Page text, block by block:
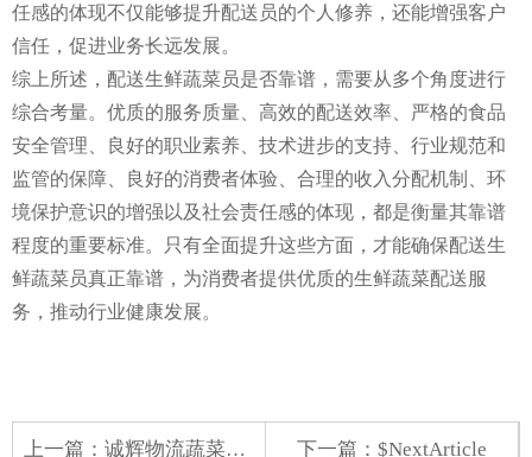
任感的体现不仅能够提升配送员的个人修养，还能增强客户
信任，促进业务长远发展。
综上所述，配送生鲜蔬菜员是否靠谱，需要从多个角度进行
综合考量。优质的服务质量、高效的配送效率、严格的食品
安全管理、良好的职业素养、技术进步的支持、行业规范和
监管的保障、良好的消费者体验、合理的收入分配机制、环
境保护意识的增强以及社会责任感的体现，都是衡量其靠谱
程度的重要标准。只有全面提升这些方面，才能确保配送生
鲜蔬菜员真正靠谱，为消费者提供优质的生鲜蔬菜配送服
务，推动行业健康发展。
上一篇： 诚辉物流蔬菜配送电话 下一篇：$NextArticle